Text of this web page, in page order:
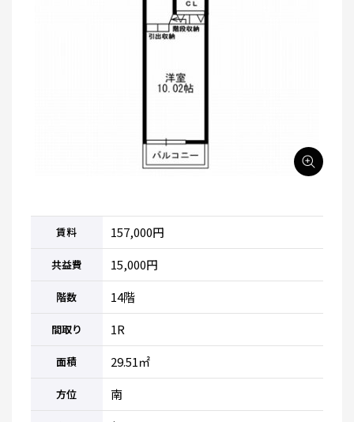
賃料 157,000円
共益費 15,000円
階数 14階
間取り 1R
面積 29.51㎡
方位 南